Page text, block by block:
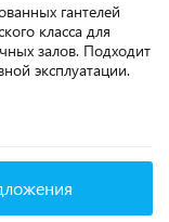
гантелей
класса для
залов. Подходит
эксплуатации.